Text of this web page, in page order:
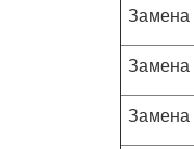
Замена
Замена
Замена